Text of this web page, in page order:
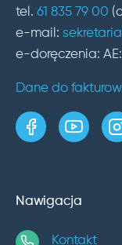
tel. 61 835 79 00
e-mail:
e-doręczenia:
Dane do
strona w
Nawigacja
Kontakt